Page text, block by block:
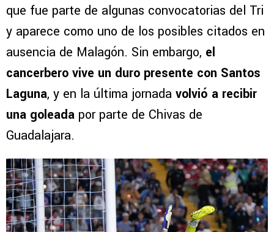
que fue parte de algunas convocatorias del Tri
y aparece como uno de los posibles citados en
ausencia de Malagón. Sin embargo, el
cancerbero vive un duro presente con Santos
Laguna, y en la última jornada volvió a recibir
una goleada por parte de Chivas de
Guadalajara.